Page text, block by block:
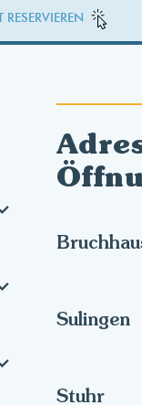
RESERVIEREN
Sulingen
Stuhr